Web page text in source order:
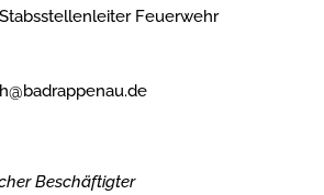
Feuerwehr
Beschäftigter